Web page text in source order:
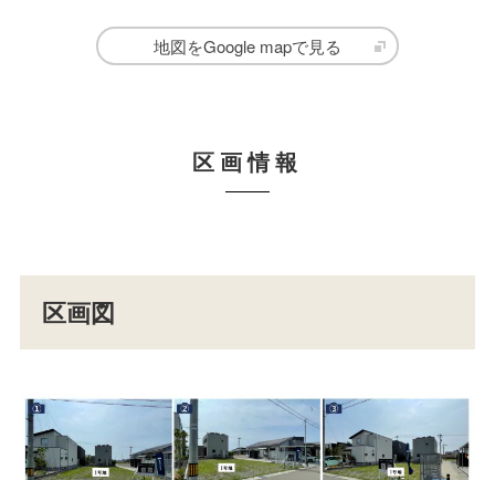
地図をGoogle mapで見る
区画情報
区画図